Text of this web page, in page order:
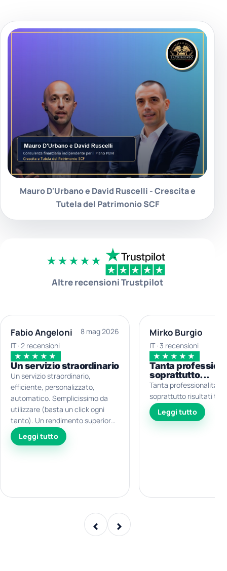
Mauro D'Urbano e David Ruscelli - Crescita e
Tutela del Patrimonio SCF
★★★★★
Altre recensioni Trustpilot
‹ ›
Fabio Angeloni
IT · 2 recensioni
8 mag 2026
★★★★★
Un servizio straordinario
Un servizio straordinario,
efficiente, personalizzato,
automatico. Semplicissimo da
utilizzare (basta un click ogni
tanto). Un rendimento superiore
al mercato con una volatilità
inferiore. Soddisfatto al 110%
Leggi tutto
Mirko Burgio
IT · 3 recensioni
★★★★★
Tanta
soprattutto...
Tanta professionalità e
soprattutto risultati top!
Leggi tutto